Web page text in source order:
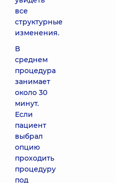
все
структурные
изменения.
В
среднем
процедура
занимает
около 30
минут.
Если
пациент
выбрал
опцию
проходить
процедуру
под